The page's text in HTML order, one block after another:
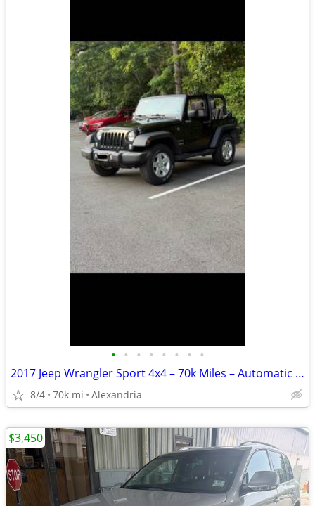
• • • • • • • •
2017 Jeep Wrangler Sport 4x4 – 70k Miles – Automatic – Clean Title
8/4 70k mi Alexandria
$3,450